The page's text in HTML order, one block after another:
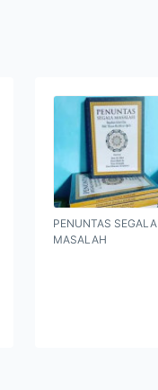
PENUNTAS SEGALA
MASALAH